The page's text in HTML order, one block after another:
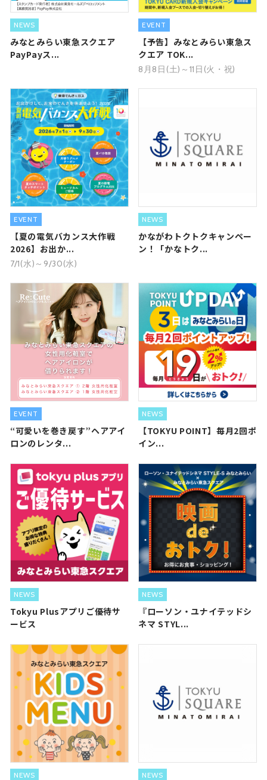
NEWS
みなとみらい東急スクエア
PayPayス...
EVENT
【予告】みなとみらい東急ス
クエア TOK...
8月8日(土)～11日(火・祝)
EVENT
【夏の電気バカンス大作戦
2026】お出か...
7/1(水)～9/30(水)
NEWS
かながわトクトクキャンペー
ン！「かなトク...
EVENT
“可愛いを巻き戻す”ヘアアイ
ロンのレンタ...
NEWS
【TOKYU POINT】毎月2回ポ
イン...
NEWS
Tokyu Plusアプリご優待サ
ービス
NEWS
『ローソン・ユナイテッドシ
ネマ STYL...
NEWS NEWS